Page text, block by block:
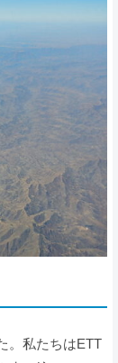
。私たちはETT